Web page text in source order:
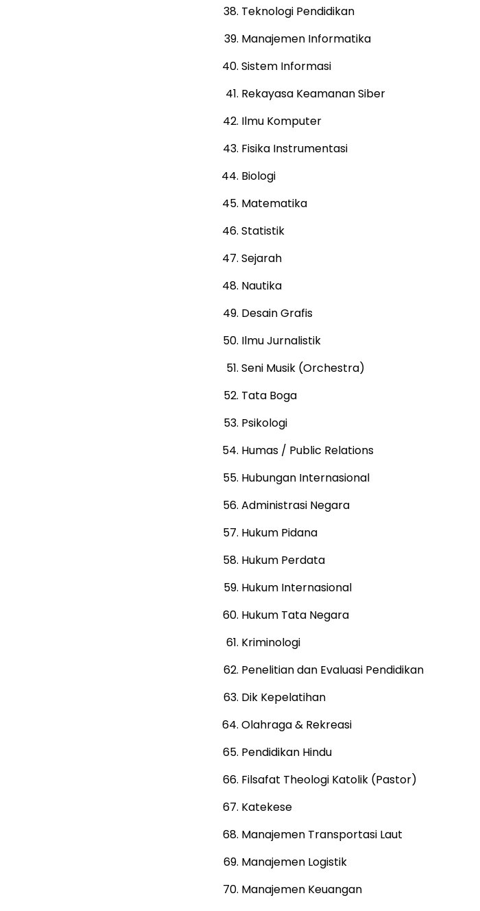
Teknologi Pendidikan
Manajemen Informatika
Sistem Informasi
Rekayasa Keamanan Siber
Ilmu Komputer
Fisika Instrumentasi
Biologi
Matematika
Statistik
Sejarah
Nautika
Desain Grafis
Ilmu Jurnalistik
Seni Musik (Orchestra)
Tata Boga
Psikologi
Humas / Public Relations
Hubungan Internasional
Administrasi Negara
Hukum Pidana
Hukum Perdata
Hukum Internasional
Hukum Tata Negara
Kriminologi
Penelitian dan Evaluasi Pendidikan
Dik Kepelatihan
Olahraga & Rekreasi
Pendidikan Hindu
Filsafat Theologi Katolik (Pastor)
Katekese
Manajemen Transportasi Laut
Manajemen Logistik
Manajemen Keuangan